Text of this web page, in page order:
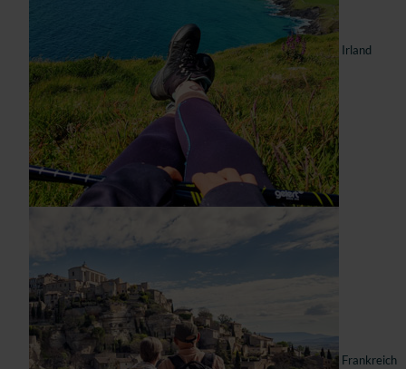
Irland
Frankreich